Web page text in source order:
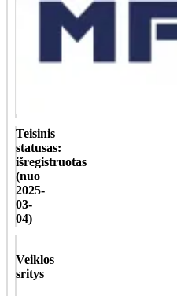
Teisinis
statusas:
išregistruotas
(nuo
2025-
03-
04)
Veiklos
sritys